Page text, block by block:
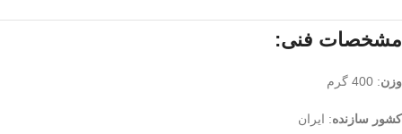
مشخصات فنی:
وزن: 400 گرم
کشور سازنده: ایران